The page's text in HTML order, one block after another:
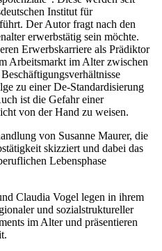
Institut für
Der Autor fragt nach den
erwerbstätig sein möchte.
Erwerbskarriere als Prädiktor
Arbeitsmarkt im Alter zwischen
zu einer De-Standardisierung
ist die Gefahr einer
von der Hand zu weisen.
von Susanne Maurer, die
skizziert und dabei das
Lebensphase
Claudia Vogel legen in ihrem
und sozialstruktureller
im Alter und präsentieren